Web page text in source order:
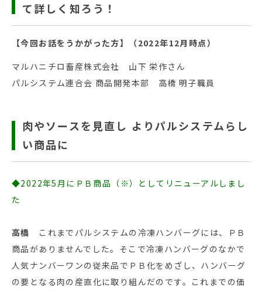
て詳しく知ろう！
【今回お話をうかがった方】（2022年12月時点）
マルハニチロ畜産株式会社 山下 栄作さん
パルシステム連合会 商品開発本部 高橋 明子職員
肉やソースを見直し よりパルシステムらし
い商品に
◆2022年5月にＰＢ商品（※）としてリニューアルしまし
た
高橋 これまでパルシステムの冷凍ハンバーグには、ＰＢ
商品がありませんでした。そこで冷凍ハンバーグのなかで
人気ナンバーワンの従来品でＰＢ化をめざし、ハンバーグ
の要となる肉の産直化に取り組んだのです。これまでの価